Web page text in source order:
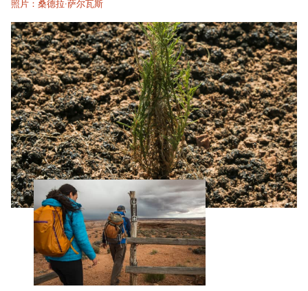
照片：桑德拉·萨尔瓦斯